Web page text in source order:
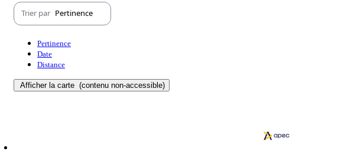
Trier par Pertinence
Pertinence
Date
Distance
Afficher la carte (contenu non-accessible)